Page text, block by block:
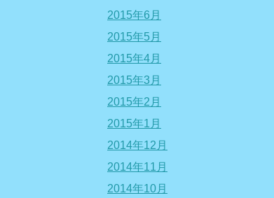
2015年6月
2015年5月
2015年4月
2015年3月
2015年2月
2015年1月
2014年12月
2014年11月
2014年10月